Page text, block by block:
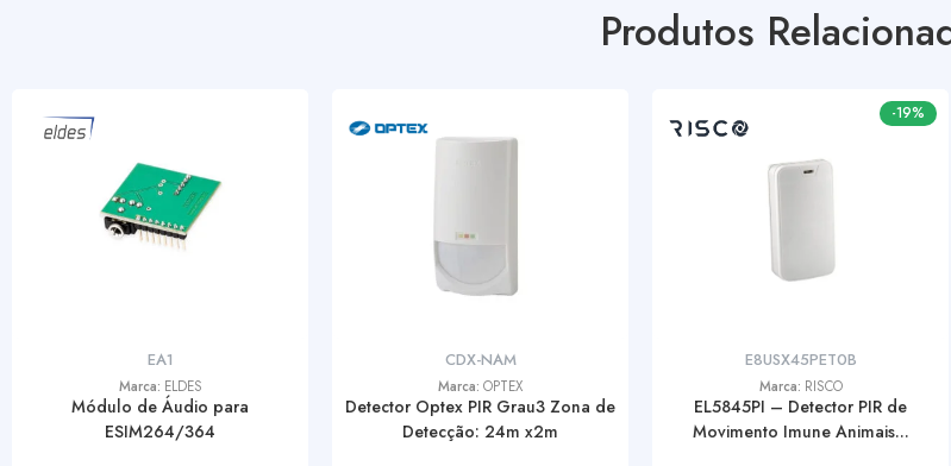
Produtos
EA1
Marca: ELDES
Módulo de Áudio para
ESIM264/364
CDX-NAM
Marca: OPTEX
Detector Optex PIR Grau3 Zona de
Detecção: 24m x2m
-19%
E8USX45PET0B
Marca: RISCO
EL5845PI – Detector PIR de
Movimento Imune Animais...